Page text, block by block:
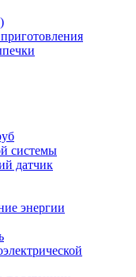
системы
датчик
энергии